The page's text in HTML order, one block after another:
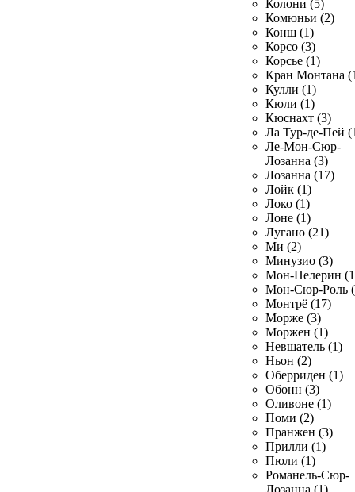
Колони (5)
Комюньи (2)
Конш (1)
Корсо (3)
Корсье (1)
Кран Монтана
Кулли (1)
Кюли (1)
Кюснахт (3)
Ла Тур-де-Пей
Ле-Мон-Сюр-
Лозанна (3)
Лозанна (17)
Лойк (1)
Локо (1)
Лоне (1)
Лугано (21)
Ми (2)
Минузио (3)
Мон-Пелерин
Мон-Сюр-Роль
Монтрё (17)
Морже (3)
Моржен (1)
Невшатель (1)
Ньон (2)
Оберриден (1)
Обонн (3)
Оливоне (1)
Поми (2)
Пранжен (3)
Прилли (1)
Пюли (1)
Романель-Сюр-
Лозанна (1)